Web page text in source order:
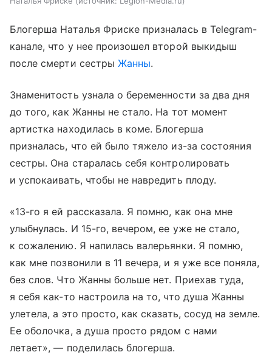
Регистрация Войти
Блогерша Наталья Фриске призналась в Telegram-
канале, что у нее произошел второй выкидыш
после смерти сестры Жанны.
Знаменитость узнала о беременности за два дня
до того, как Жанны не стало. На тот момент
артистка находилась в коме. Блогерша
призналась, что ей было тяжело из-за состояния
сестры. Она старалась себя контролировать
и успокаивать, чтобы не навредить плоду.
«13-го я ей рассказала. Я помню, как она мне
улыбнулась. И 15-го, вечером, ее уже не стало,
к сожалению. Я напилась валерьянки. Я помню,
как мне позвонили в 11 вечера, и я уже все поняла,
без слов. Что Жанны больше нет. Приехав туда,
я себя как-то настроила на то, что душа Жанны
улетела, а это просто, как сказать, сосуд на земле.
Ее оболочка, а душа просто рядом с нами
летает», — поделилась блогерша.